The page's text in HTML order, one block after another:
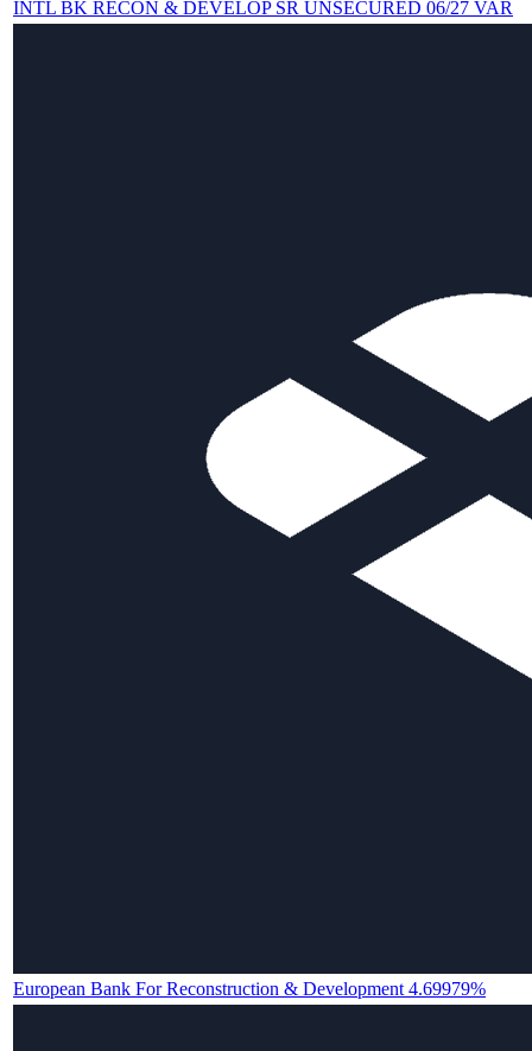
INTL BK RECON & DEVELOP SR UNSECURED 06/27 VAR
European Bank For Reconstruction & Development 4.69979%